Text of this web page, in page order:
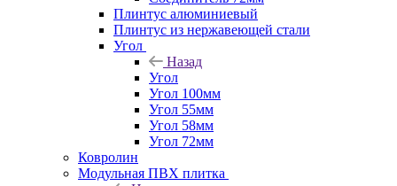
Плинтус алюминиевый
Плинтус из нержавеющей стали
Угол
Назад
Угол
Угол 100мм
Угол 55мм
Угол 58мм
Угол 72мм
Ковролин
Модульная ПВХ плитка